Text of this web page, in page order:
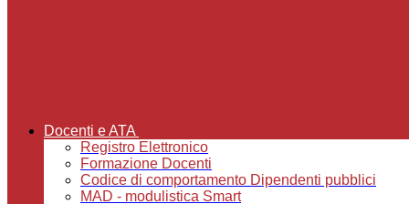
Docenti e ATA
Registro Elettronico
Formazione Docenti
Codice di comportamento Dipendenti pubblici
MAD - modulistica Smart